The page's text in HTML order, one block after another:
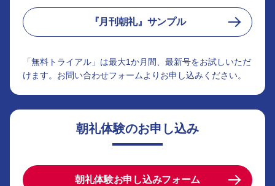
『月刊朝礼』サンプル
「無料トライアル」は最大1か月間、最新号をお試しいただ
けます。お問い合わせフォームよりお申し込みください。
朝礼体験のお申し込み
朝礼体験お申し込みフォーム